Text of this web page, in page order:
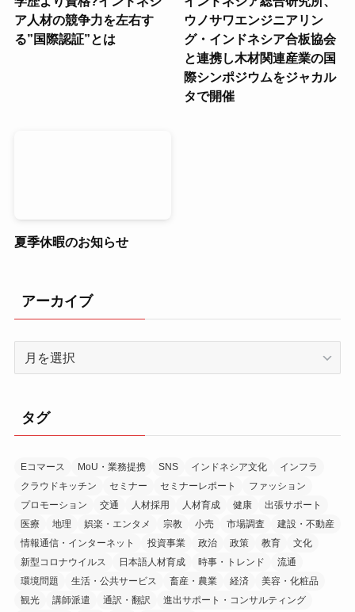
ア人材の競争力を左右す
る”国際認証”とは
ウノサワエンジニアリン
グ・インドネシア合板協会
と連携し木材関連産業の国
際シンポジウムをジャカル
タで開催
夏季休暇のお知らせ
アーカイブ
ブ
タグ
Eコマース MoU・業務提携 SNS インドネシア文化
インフラ
クラウドキッチン
セミナー セミナーレポート
ファッション
プロモーション
交通 人材採用 人材育成 健康
出張サポート
医療
地理 娯楽・エンタメ 宗教 小売 市場調査
建設・不動産
情報通信・インターネット
投資事業 政治 政策 教育
文化
新型コロナウイルス
日本語人材育成 時事・トレンド
流通
環境問題
生活・公共サービス 畜産・農業 経済
美容・化粧品
観光
講師派遣 通訳・翻訳
進出サポート・コンサルティング